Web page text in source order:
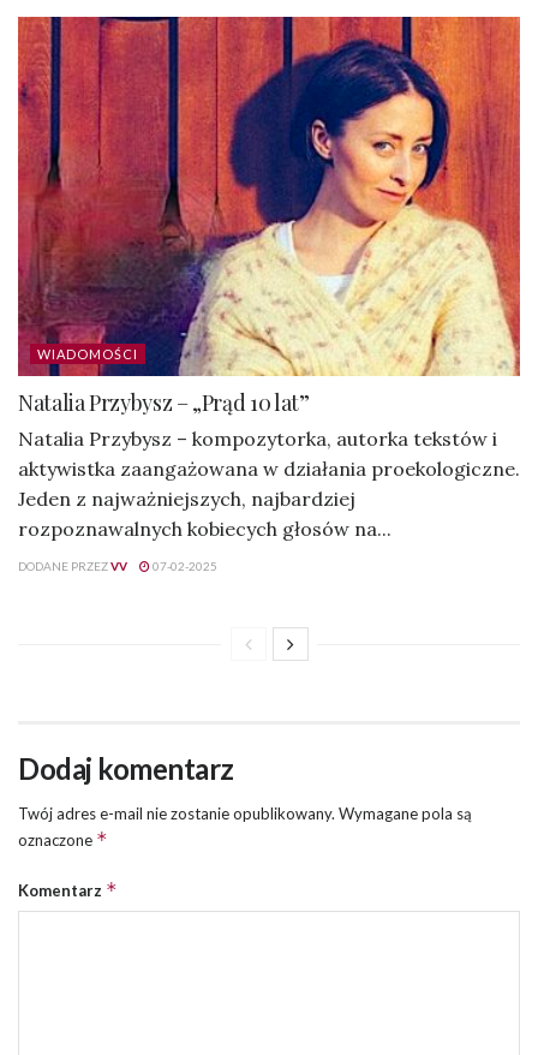
WIADOMOŚCI
Natalia Przybysz – „Prąd 10 lat”
Natalia Przybysz – kompozytorka, autorka tekstów i
aktywistka zaangażowana w działania proekologiczne.
Jeden z najważniejszych, najbardziej
rozpoznawalnych kobiecych głosów na...
DODANE PRZEZVV 07-02-2025
Dodaj komentarz
Twój adres e-mail nie zostanie opublikowany. Wymagane pola są
oznaczone *
Komentarz *